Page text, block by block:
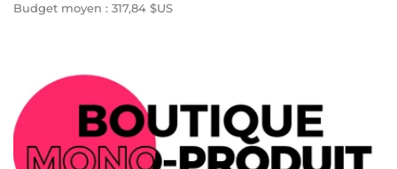
Budget moyen : 317,84 $US